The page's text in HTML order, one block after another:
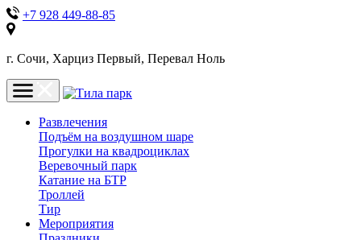
+7 928 449-88-85
г. Сочи, Харциз Первый, Перевал Ноль
Развлечения
Подъём на воздушном шаре
Прогулки на квадроциклах
Веревочный парк
Катание на БТР
Троллей
Тир
Мероприятия